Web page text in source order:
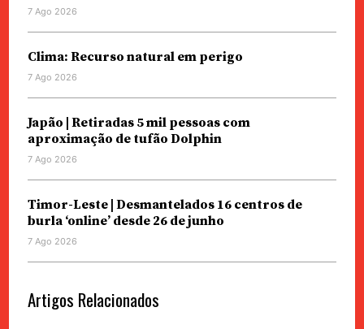
7 Ago 2026
Clima: Recurso natural em perigo
7 Ago 2026
Japão | Retiradas 5 mil pessoas com
aproximação de tufão Dolphin
7 Ago 2026
Timor-Leste | Desmantelados 16 centros de
burla ‘online’ desde 26 de junho
7 Ago 2026
Artigos Relacionados